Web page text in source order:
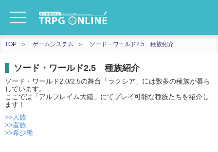
TOP ゲームシステム ソード・ワールド2.5 種族紹介
ソード・ワールド2.5 種族紹介
ソード・ワールド2.0/2.5の舞台「ラクシア」には数多の種族が暮ら
しています。
ここでは「アルフレイム大陸」にてプレイ可能な種族たちを紹介し
ます！
>>人族
>>蛮族
>>希少種